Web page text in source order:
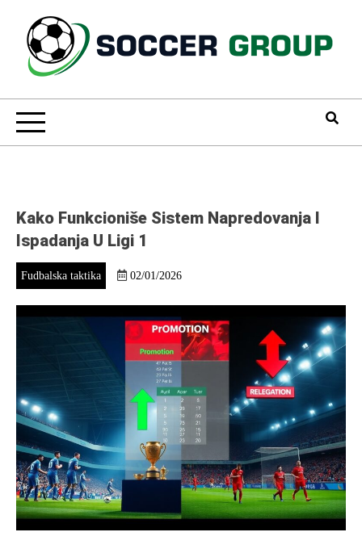
content
Soccer Group
Kako Funkcioniše Sistem Napredovanja I
Ispadanja U Ligi 1
Fudbalska taktika 02/01/2026